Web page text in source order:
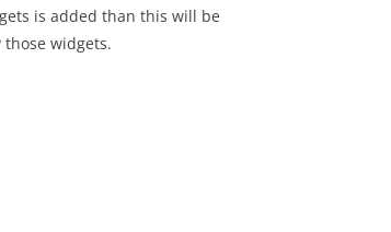
is added than this will be
those widgets.